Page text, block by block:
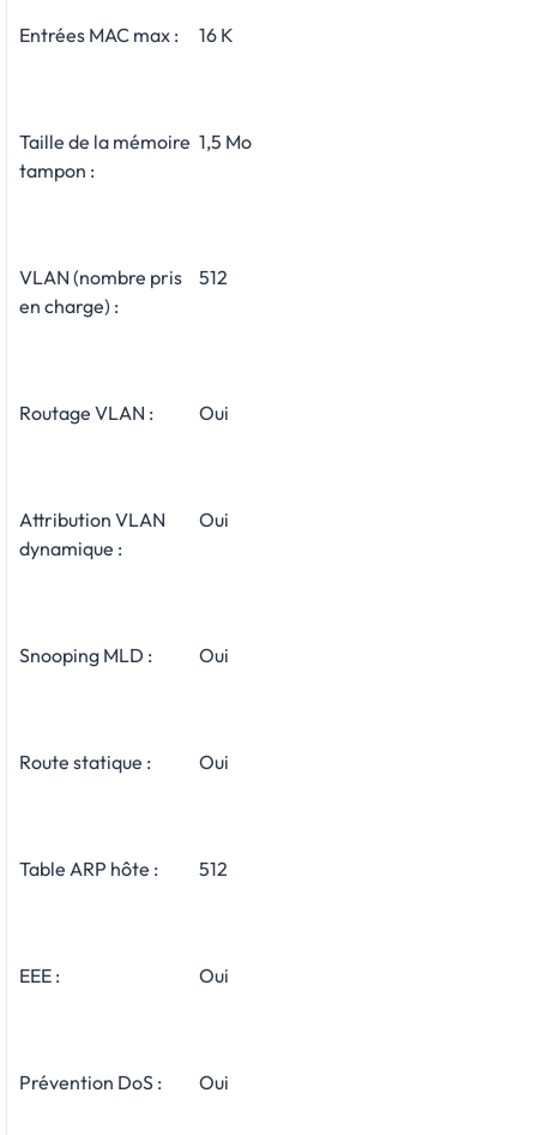
Entrées MAC max : 16 K
Taille de la mémoire
tampon :
1,5 Mo
VLAN (nombre pris
en charge) :
512
Routage VLAN : Oui
Attribution VLAN
dynamique :
Oui
Snooping MLD : Oui
Route statique : Oui
Table ARP hôte : 512
EEE : Oui
Prévention DoS : Oui